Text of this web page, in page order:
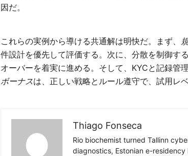
因だ。
これらの実例から導ける共通解は明快だ。まず、
件設計を優先して評価する。次に、分散を制御す
オーバーを着実に進める。そして、KYCと記録管
ボーナスは、正しい戦略とルール遵守で、試用レ
Thiago Fonseca
Rio biochemist turned Tallinn
diagnostics, Estonian e-